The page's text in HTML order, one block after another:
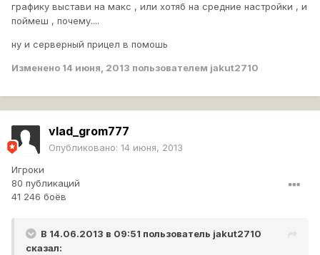
графику выстави на макс , или хотяб на средние настройки , и
поймеш , почему....
ну и серверный прицел в помошь
Изменено 14 июня, 2013 пользователем jakut2710
vlad_grom777
Опубликовано: 14 июня, 2013
Игроки
80 публикаций
41 246 боёв
В 14.06.2013 в 09:51 пользователь jakut2710
сказал: